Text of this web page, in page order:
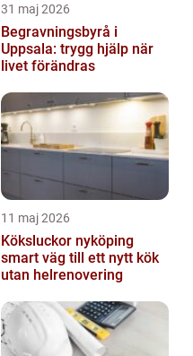
31 maj 2026
Begravningsbyrå i
Uppsala: trygg hjälp när
livet förändras
11 maj 2026
Köksluckor nyköping
smart väg till ett nytt kök
utan helrenovering